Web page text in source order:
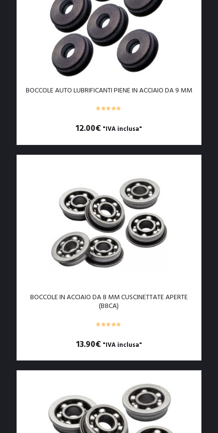
BOCCOLE AUTO LUBRIFICANTI PIENE IN ACCIAIO DA 9 MM
12.00€ "IVA inclusa"
BOCCOLE IN ACCIAIO DA 8 MM CUSCINETTATE APERTE
(B8CA)
13.90€ "IVA inclusa"